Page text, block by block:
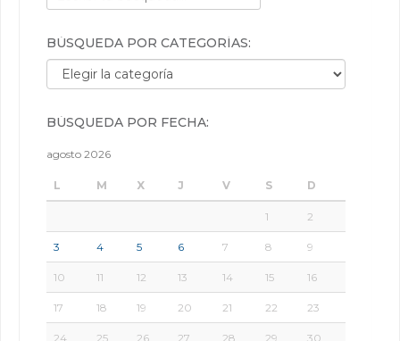
BÚSQUEDA POR CATEGORÍAS:
Búsqueda por categorías:
BÚSQUEDA POR FECHA:
agosto 2026
L M X J V S D
1 2
3 4 5 6 7 8 9
10 11 12 13 14 15 16
17 18 19 20 21 22 23
24 25 26 27 28 29 30